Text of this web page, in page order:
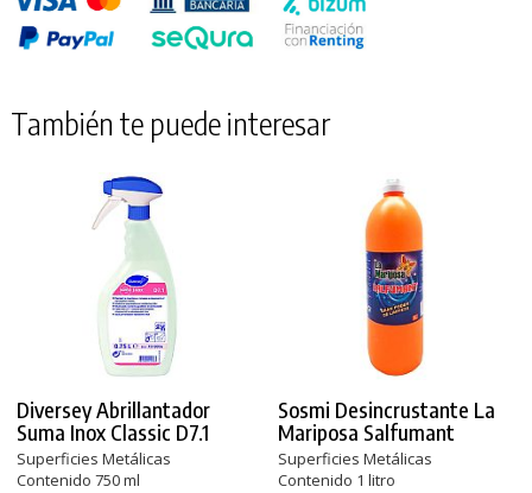
También te puede interesar
Diversey Abrillantador
Suma Inox Classic D7.1
Superficies Metálicas
Contenido 750 ml
Sosmi Desincrustante La
Mariposa Salfumant
Superficies Metálicas
Contenido 1 litro